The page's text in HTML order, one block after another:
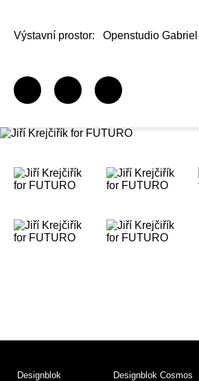
Výstavní prostor: Openstudio
Designblok
Designblok Cosmos